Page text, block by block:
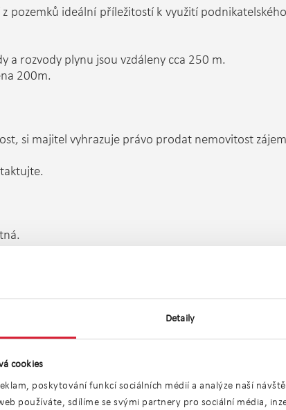
Detaily
cookies
poskytování funkcí sociálních médií a analýze naší
používáte, sdílíme se svými partnery pro sociální média,
pozemků ideální příležitostí k využití
a rozvody plynu jsou vzdáleny cca 250 m.
200m.
si majitel vyhrazuje právo prodat nemovitost